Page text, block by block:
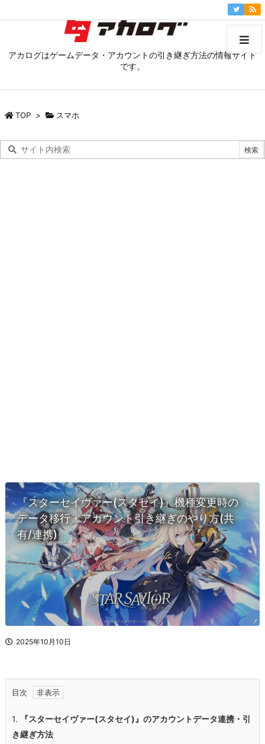
アカログはゲームデータ・アカウントの引き継ぎ方法の情報サイト
です。
TOP > スマホ
『スターセイヴァー(スタセイ)』機種変更時の
データ移行・アカウント引き継ぎのやり方(共
有/連携)
2025年10月10日
目次
1.
『スターセイヴァー(スタセイ)』のアカウントデータ連携・引
き継ぎ方法